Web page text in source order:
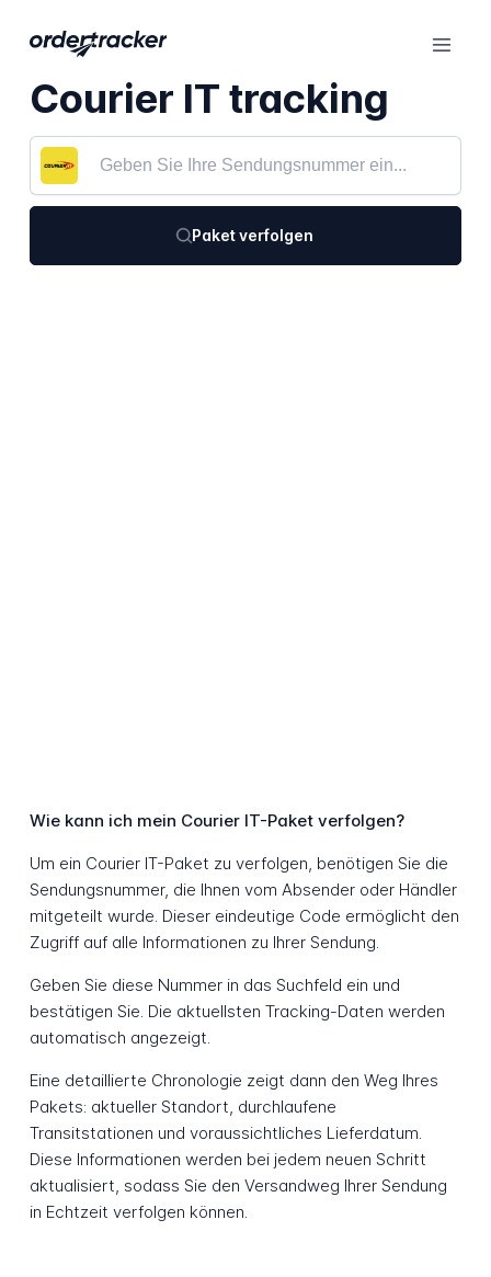
Courier IT tracking
Paket verfolgen
Wie kann ich mein Courier IT-Paket verfolgen?
Um ein Courier IT-Paket zu verfolgen, benötigen Sie die
Sendungsnummer, die Ihnen vom Absender oder Händler
mitgeteilt wurde. Dieser eindeutige Code ermöglicht den
Zugriff auf alle Informationen zu Ihrer Sendung.
Geben Sie diese Nummer in das Suchfeld ein und
bestätigen Sie. Die aktuellsten Tracking-Daten werden
automatisch angezeigt.
Eine detaillierte Chronologie zeigt dann den Weg Ihres
Pakets: aktueller Standort, durchlaufene
Transitstationen und voraussichtliches Lieferdatum.
Diese Informationen werden bei jedem neuen Schritt
aktualisiert, sodass Sie den Versandweg Ihrer Sendung
in Echtzeit verfolgen können.